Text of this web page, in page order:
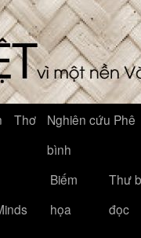
Thơ
Nghiên cứu Phê
bình
Biếm
họa
Thư
đọc